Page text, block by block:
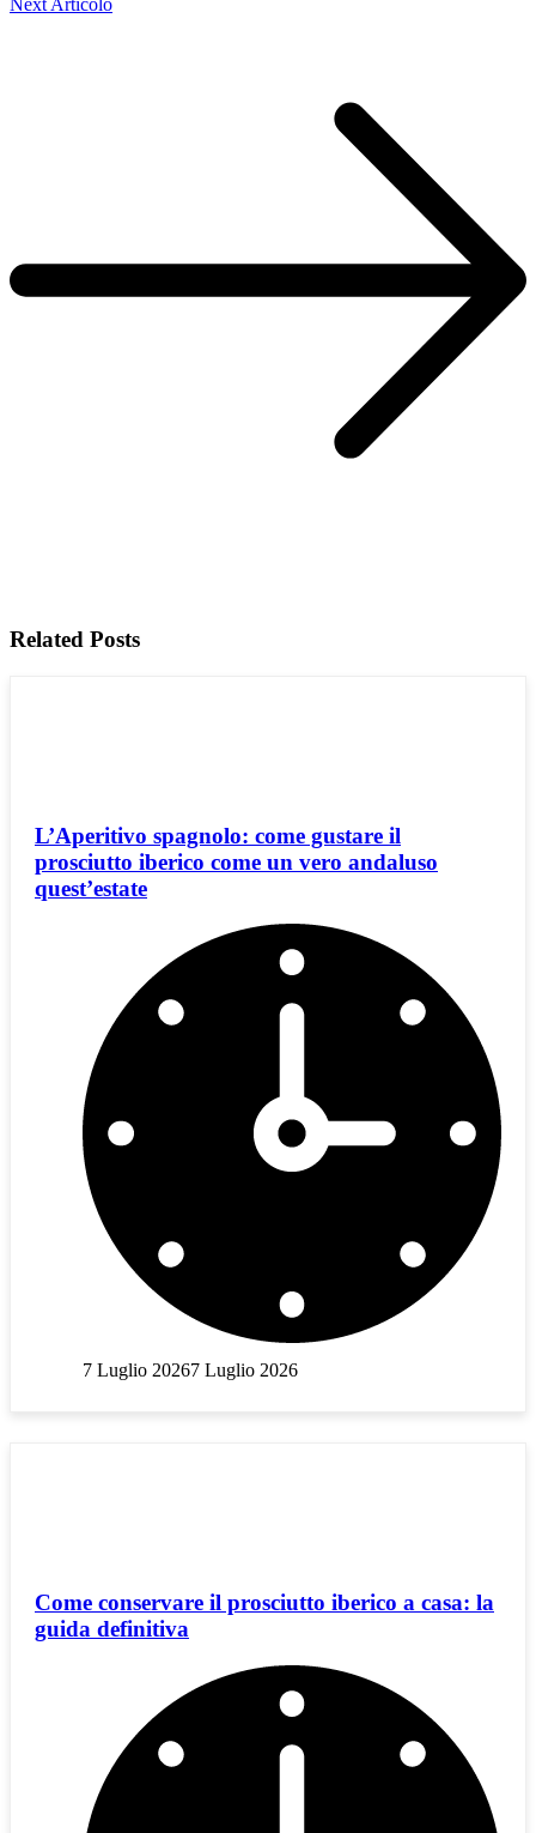
Next Articolo
Related Posts
L’Aperitivo spagnolo: come gustare il
prosciutto iberico come un vero andaluso
quest’estate
7 Luglio 20267 Luglio 2026
Come conservare il prosciutto iberico a casa: la
guida definitiva